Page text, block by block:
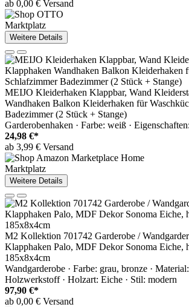
ab 0,00 € Versand
Marktplatz
Weitere Details
MEIJO Kleiderhaken Klappbar, Wand
Wandhaken Balkon Kleiderhaken für
Badezimmer (2 Stück + Stange)
Garderobenhaken · Farbe: weiß ·
24,98 €*
ab 3,99 € Versand
Marktplatz
Weitere Details
M2 Kollektion 701742 Garderobe /
Klapphaken Palo, MDF Dekor Sonoma Eiche,
185x8x4cm
Wandgarderobe · Farbe: grau, bronze ·
Holzwerkstoff · Holzart: Eiche · Stil: modern
97,90 €*
ab 0,00 € Versand